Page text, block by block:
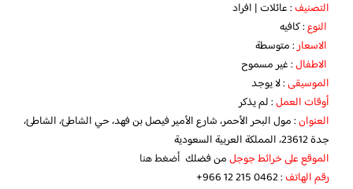
التصنيف: عائلات | افراد
النوع: كافيه
الاسعار: متوسطة
الاطفال: غير مسموح
الموسيقى: لا يوجد
أوقات العمل: لم يذكر
العنوان: مول البحر الأحمر، شارع الأمير فيصل بن فهد، حي الشاطئ، الشاطئ،
جدة 23612، المملكة العربية السعودية
الموقع على خرائط جوجلمن فضلك أضغط هنا
رقم الهاتف: ‏‪+966 12 215 0462‬‏